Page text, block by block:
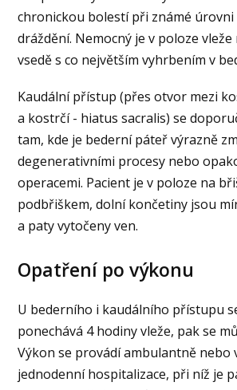
chronickou bolestí při známé
dráždění. Nemocný je v poloze
vsedě s co největším vyhrbením v
Kaudální přístup (přes otvor mezi
a kostrčí - hiatus sacralis) se
tam, kde je bederní páteř výrazně
degenerativními procesy nebo
operacemi. Pacient je v poloze na
podbřiškem, dolní končetiny jsou
a paty vytočeny ven.
Opatření po výkonu
U bederního i kaudálního přístupu
ponechává 4 hodiny vleže, pak se
Výkon se provádí ambulantně nebo
jednodenní hospitalizace, při níž je